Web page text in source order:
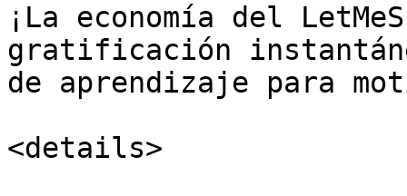
¡La economía del
gratificación
de aprendizaje para
<details>